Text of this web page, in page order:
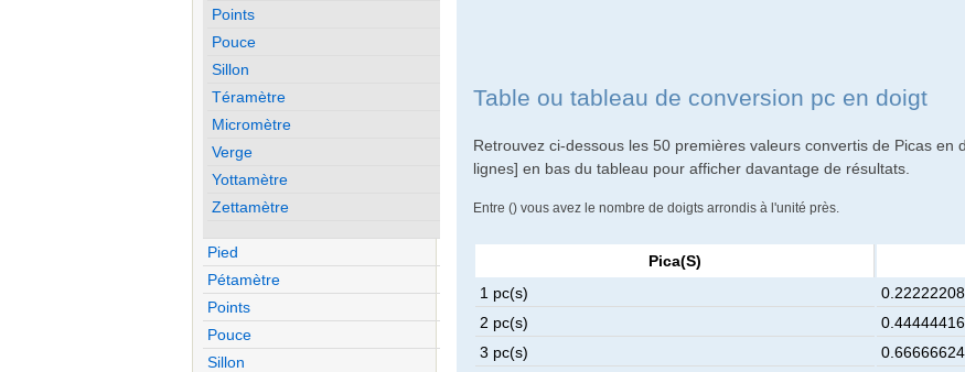
Table ou tableau de conversion pc en doigt
Retrouvez ci-dessous les 50 premières valeurs convertis de Picas en
lignes] en bas du tableau pour afficher davantage de résultats.
Entre () vous avez le nombre de doigts arrondis à l'unité près.
Pica(s)
1 pc(s)
2 pc(s)
3 pc(s)
Points
Pouce
Sillon
Téramètre
Micromètre
Verge
Yottamètre
Zettamètre
Pied
Pétamètre
Points
Pouce
Sillon